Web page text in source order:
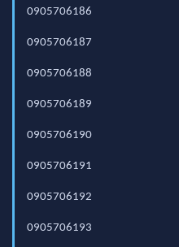
0905706186
0905706187
0905706188
0905706189
0905706190
0905706191
0905706192
0905706193